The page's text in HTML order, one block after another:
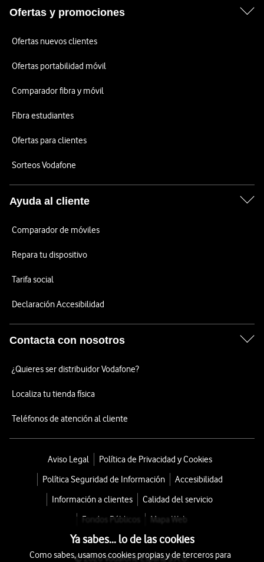
Ofertas y promociones
Ofertas nuevos clientes
Ofertas portabilidad móvil
Comparador fibra y móvil
Fibra estudiantes
Ofertas para clientes
Sorteos Vodafone
Ayuda al cliente
Comparador de móviles
Repara tu dispositivo
Tarifa social
Declaración Accesibilidad
Contacta con nosotros
¿Quieres ser distribuidor Vodafone?
Localiza tu tienda física
Teléfonos de atención al cliente
Aviso Legal
Política de Privacidad y Cookies
Política Seguridad de Información
Accesibilidad
Información a clientes
Calidad del servicio
Fondos Públicos
Mapa Web
© 2026 Vodafone España S.A.U.
Ya sabes... lo de las cookies
Como sabes, usamos cookies propias y de terceros para